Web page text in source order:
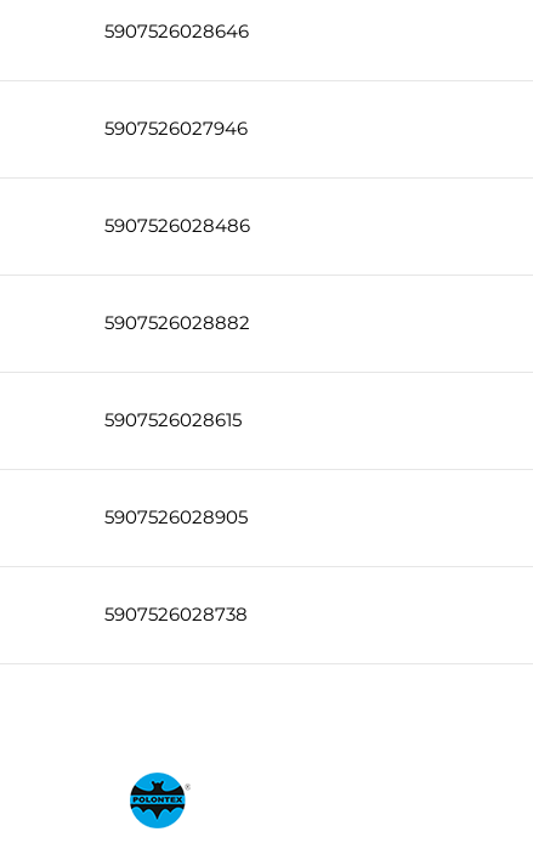
5907526028646
5907526027946
5907526028486
5907526028882
5907526028615
5907526028905
5907526028738